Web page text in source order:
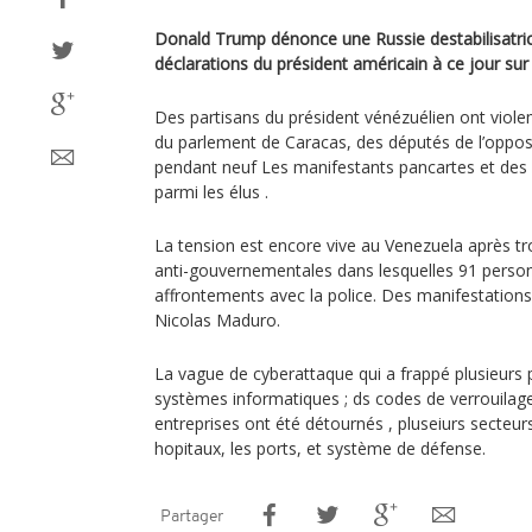
Donald Trump dénonce une Russie
déclarations du président américain à ce jour sur
Des partisans du président vénézuélien ont
du parlement de Caracas, des députés de
pendant neuf Les manifestants pancartes et
parmi les élus .
La tension est encore vive au Venezuela après
anti-gouvernementales dans lesquelles 91
affrontements avec la police. Des
Nicolas Maduro.
La vague de cyberattaque qui a frappé plusieurs
systèmes informatiques ; ds codes de
entreprises ont été détournés , pluseiurs
hopitaux, les ports, et système de défense.
Partager